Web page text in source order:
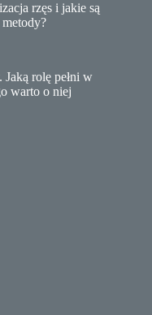
rzęs i jakie są
rolę pełni w
warto o niej